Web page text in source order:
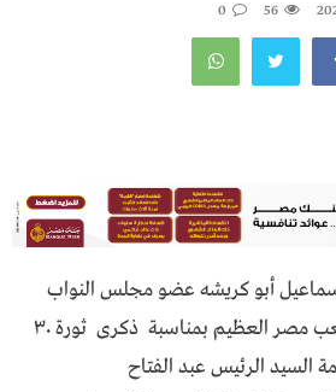
56
0
أبو كريشه عضو مجلس النواب
تتقدم بخالص التهاني لشعب مصر العظيم بمناسبة ذكرى ثورة ٣٠
السيد الرئيس عبد الفتاح